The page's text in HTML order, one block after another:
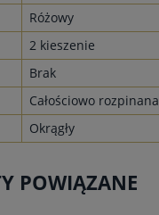
Różowy
2 kieszenie
Brak
Całościowo rozpinana
Okrągły
POWIĄZANE